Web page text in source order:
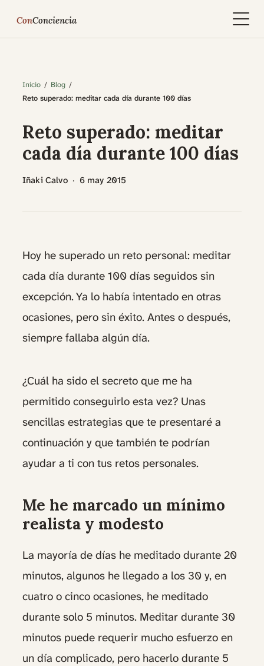
ConConciencia
Inicio
Blog
Reto superado: meditar cada día durante 100 días
Reto superado: meditar
cada día durante 100 días
Iñaki Calvo · 6 may 2015
Hoy he superado un reto personal: meditar
cada día durante 100 días seguidos sin
excepción. Ya lo había intentado en otras
ocasiones, pero sin éxito. Antes o después,
siempre fallaba algún día.
¿Cuál ha sido el secreto que me ha
permitido conseguirlo esta vez? Unas
sencillas estrategias que te presentaré a
continuación y que también te podrían
ayudar a ti con tus retos personales.
Me he marcado un mínimo
realista y modesto
La mayoría de días he meditado durante 20
minutos, algunos he llegado a los 30 y, en
cuatro o cinco ocasiones, he meditado
durante solo 5 minutos. Meditar durante 30
minutos puede requerir mucho esfuerzo en
un día complicado, pero hacerlo durante 5